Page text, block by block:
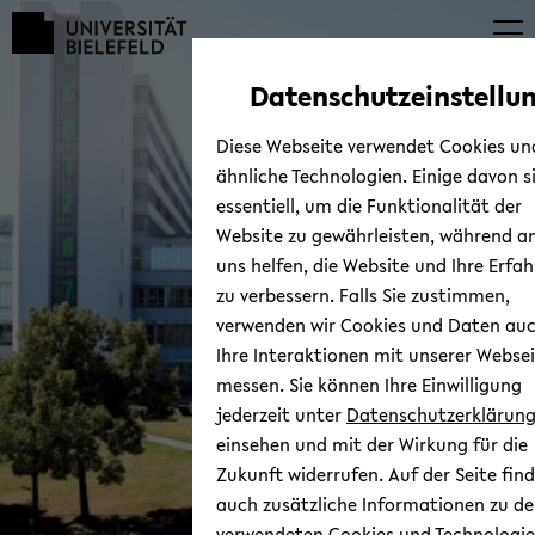
Inhaltswechsel
Hauptinhalt
Hauptmenü
Fußbereich
Zentrum ­Sachunterricht
Diese Webseite verwendet Cookies
ähnliche Technologien. Einige davon
essentiell, um die Funktionalität der
Website zu gewährleisten, während
uns helfen, die Website und Ihre
zu verbessern. Falls Sie zustimmen,
verwenden wir Cookies und Daten
Ihre Interaktionen mit unserer
messen. Sie können Ihre Einwilligung
jederzeit unter Datenschutzerklärung
einsehen und mit der Wirkung für die
Zukunft widerrufen. Auf der Seite
auch zusätzliche Informationen zu